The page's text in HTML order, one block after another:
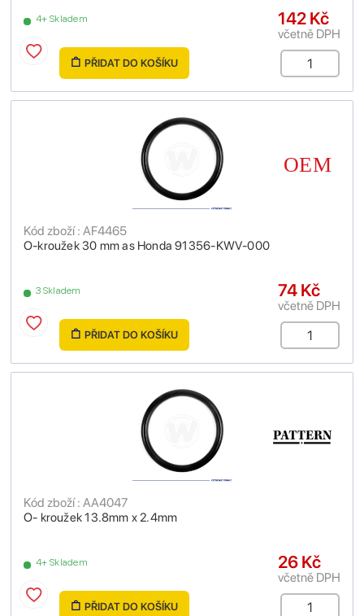
4+ Skladem 142 Kč
včetně DPH
PŘIDAT DO KOŠÍKU
O-kroužek 30 mm as Honda 91356-KWV-000
Kód zboží : AF4465
3 Skladem 74 Kč
včetně DPH
PŘIDAT DO KOŠÍKU
O- kroužek 13.8mm x 2.4mm
Kód zboží : AA4047
4+ Skladem 26 Kč
včetně DPH
PŘIDAT DO KOŠÍKU